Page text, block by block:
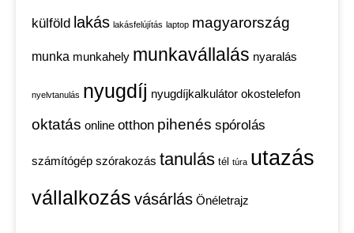
külföld lakás lakásfelújítás laptop magyarország
munka munkahely munkavállalás nyaralás
nyelvtanulás nyugdíj nyugdíjkalkulátor okostelefon
oktatás online otthon pihenés spórolás
számítógép szórakozás tanulás tél túra utazás
vállalkozás vásárlás Önéletrajz